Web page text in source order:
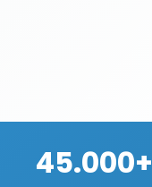
45.000+